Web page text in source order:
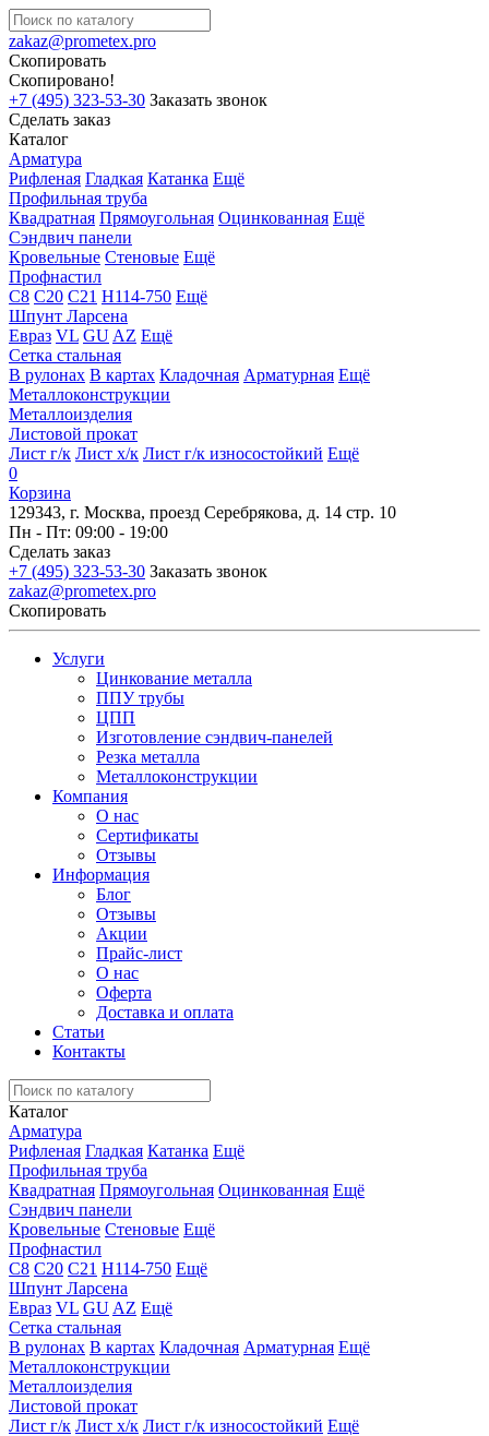
zakaz@prometex.pro
Скопировать
Скопировано!
+7 (495) 323-53-30 Заказать звонок
Сделать заказ
Каталог
Арматура
Рифленая Гладкая Катанка Ещё
Профильная труба
Квадратная Прямоугольная Оцинкованная Ещё
Сэндвич панели
Кровельные Стеновые Ещё
Профнастил
С8 С20 С21 Н114-750 Ещё
Шпунт Ларсена
Евраз VL GU AZ Ещё
Сетка стальная
В рулонах В картах Кладочная Арматурная Ещё
Металлоконструкции
Металлоизделия
Листовой прокат
Лист г/к Лист х/к Лист г/к износостойкий Ещё
0
Корзина
129343, г. Москва, проезд Серебрякова, д. 14 стр. 10
Пн - Пт: 09:00 - 19:00
Сделать заказ
+7 (495) 323-53-30 Заказать звонок
zakaz@prometex.pro
Скопировать
Услуги
Цинкование металла
ППУ трубы
ЦПП
Изготовление сэндвич-панелей
Резка металла
Металлоконструкции
Компания
О нас
Сертификаты
Отзывы
Информация
Блог
Отзывы
Акции
Прайс-лист
О нас
Оферта
Доставка и оплата
Статьи
Контакты
Каталог
Арматура
Рифленая Гладкая Катанка Ещё
Профильная труба
Квадратная Прямоугольная Оцинкованная Ещё
Сэндвич панели
Кровельные Стеновые Ещё
Профнастил
С8 С20 С21 Н114-750 Ещё
Шпунт Ларсена
Евраз VL GU AZ Ещё
Сетка стальная
В рулонах В картах Кладочная Арматурная Ещё
Металлоконструкции
Металлоизделия
Листовой прокат
Лист г/к Лист х/к Лист г/к износостойкий Ещё